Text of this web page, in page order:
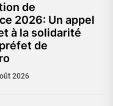
de
2026: Un appel
à la solidarité
de
2026